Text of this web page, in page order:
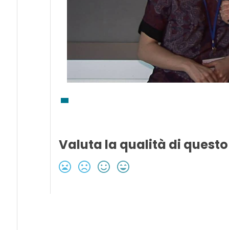
Valuta la qualità di